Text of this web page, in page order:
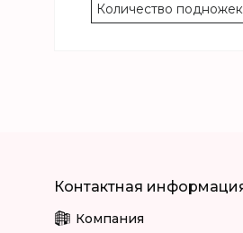
Количество подножек